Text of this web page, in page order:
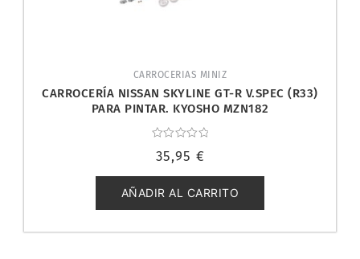
CARROCERIAS MINIZ
CARROCERÍA NISSAN SKYLINE GT-R V.SPEC (R33)
PARA PINTAR. KYOSHO MZN182
con
de
5
35,95 €
AÑADIR AL CARRITO